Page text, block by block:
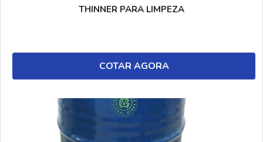
THINNER PARA LIMPEZA
COTAR AGORA